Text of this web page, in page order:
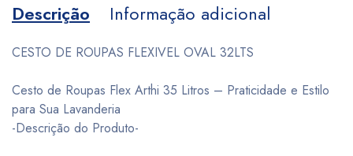
Descrição Informação adicional
CESTO DE ROUPAS FLEXIVEL OVAL 32LTS
Cesto de Roupas Flex Arthi 35 Litros – Praticidade e Estilo
para Sua Lavanderia
-Descrição do Produto-